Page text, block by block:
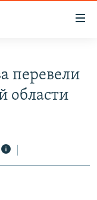
перевели
области